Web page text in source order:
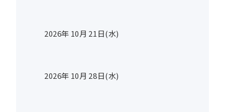
2026年 10月 21日(水)
2026年 10月 28日(水)